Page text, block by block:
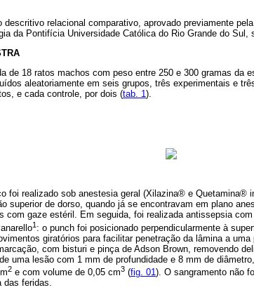
descritivo relacional comparativo, aprovado previamente
da Pontifícia Universidade Católica do Rio Grande do Sul,
de 18 ratos machos com peso entre 250 e 300 gramas da
aleatoriamente em seis grupos, três experimentais e
e cada controle, por dois (tab. 1).
foi realizado sob anestesia geral (Xilazina® e Quetamina®
superior de dorso, quando já se encontravam em plano
com gaze estéril. Em seguida, foi realizada antissepsia
1 : o punch foi posicionado perpendicularmente à
giratórios para facilitar penetração da lâmina a
com bisturi e pinça de Adson Brown, removendo
uma lesão com 1 mm de profundidade e 8 mm de
2 e com volume de 0,05 cm3 (fig. 01 ). O sangramento não
das feridas.